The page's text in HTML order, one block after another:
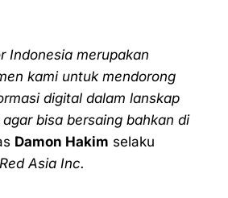
Indonesia merupakan
kami untuk mendorong
digital dalam lanskap
bisa bersaing bahkan di
Damon Hakim selaku
Asia Inc.